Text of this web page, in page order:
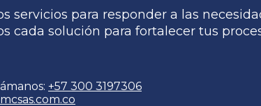
servicios para responder a las
cada solución para fortalecer tus
+57 300 3197306